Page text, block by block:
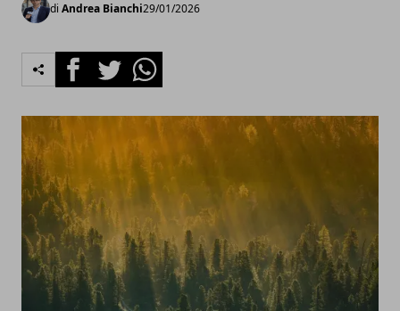
di Andrea Bianchi29/01/2026
FacebookTwitterWhatsapp